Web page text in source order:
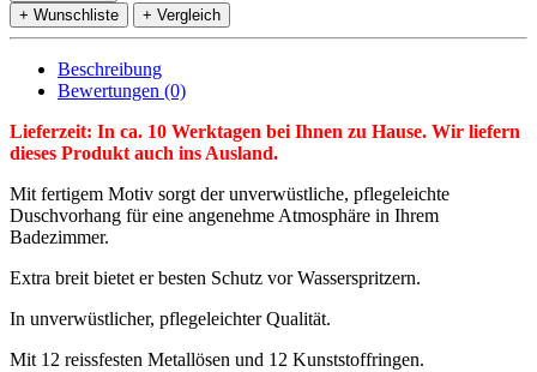
+ Wunschliste
+ Vergleich
Beschreibung
Bewertungen (0)
Lieferzeit: In ca. 10 Werktagen bei Ihnen zu Hause. Wir liefern
dieses Produkt auch ins Ausland.
Mit fertigem Motiv sorgt der unverwüstliche, pflegeleichte
Duschvorhang für eine angenehme Atmosphäre in Ihrem
Badezimmer.
Extra breit bietet er besten Schutz vor Wasserspritzern.
In unverwüstlicher, pflegeleichter Qualität.
Mit 12 reissfesten Metallösen und 12 Kunststoffringen.